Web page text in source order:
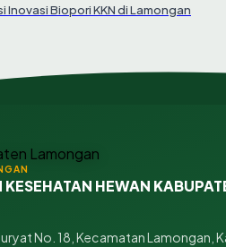
Inovasi Biopori KKN di Lamongan
HEWAN
No. 18, Kecamatan Lamongan,